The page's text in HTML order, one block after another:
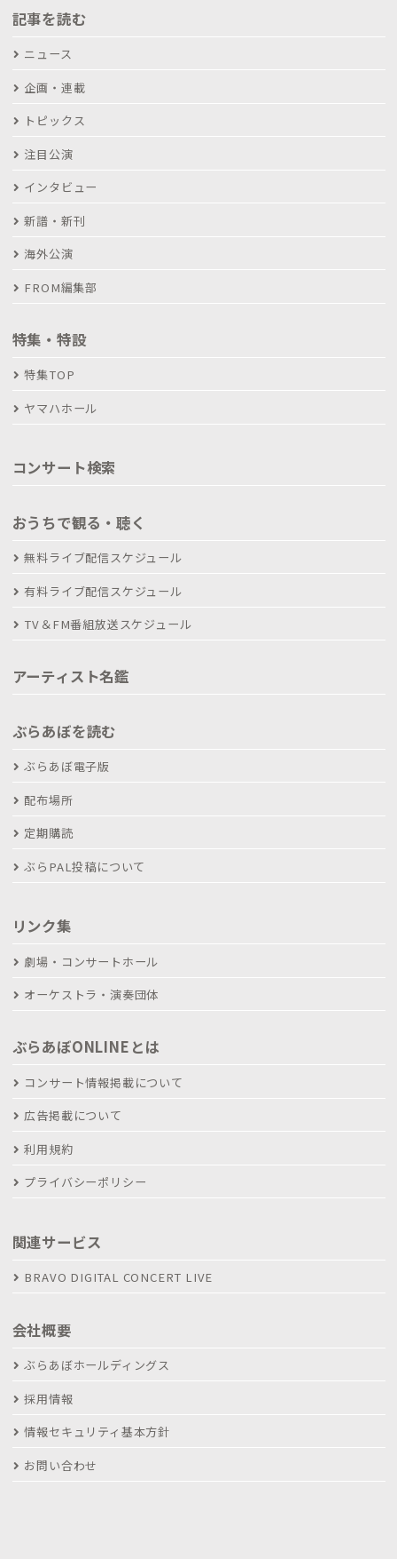
記事を読む
ニュース
企画・連載
トピックス
注目公演
インタビュー
新譜・新刊
海外公演
FROM編集部
特集・特設
特集TOP
ヤマハホール
コンサート検索
おうちで観る・聴く
無料ライブ配信スケジュール
有料ライブ配信スケジュール
TV＆FM番組放送スケジュール
アーティスト名鑑
ぶらあぼを読む
ぶらあぼ電子版
配布場所
定期購読
ぶらPAL投稿について
リンク集
劇場・コンサートホール
オーケストラ・演奏団体
ぶらあぼONLINEとは
コンサート情報掲載について
広告掲載について
利用規約
プライバシーポリシー
関連サービス
BRAVO DIGITAL CONCERT LIVE
会社概要
ぶらあぼホールディングス
採用情報
情報セキュリティ基本方針
お問い合わせ